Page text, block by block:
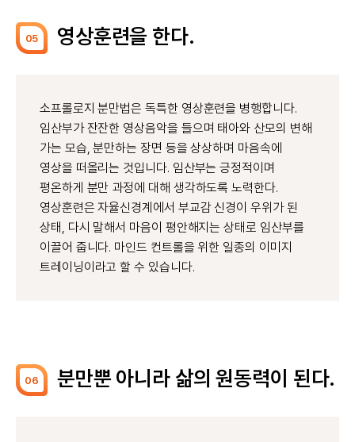
05 영상훈련을 한다.
소프롤로지 분만법은 독특한 영상훈련을 병행합니다.
임산부가 잔잔한 영상음악을 들으며 태아와 산모의 변해
가는 모습, 분만하는 장면 등을 상상하며 마음속에
영상을 떠올리는 것입니다. 임산부는 긍정적이며
평온하게 분만 과정에 대해 생각하도록 노력한다.
영상훈련은 자율신경계에서 부교감 신경이 우위가 된
상태, 다시 말해서 마음이 평안해지는 상태로 임산부를
이끌어 줍니다. 마인드 컨트롤을 위한 일종의 이미지
트레이닝이라고 할 수 있습니다.
06 분만뿐 아니라 삶의 원동력이 된다.